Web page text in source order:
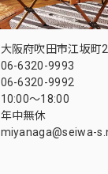
大阪府吹田市江坂
06-6320-9993
06-6320-9992
10:00～18:00
年中無休
miyanaga@seiwa-